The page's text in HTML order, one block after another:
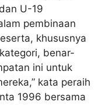
U-19
pembinaan
khususnya
benar-
ini untuk
kata peraih
1996 bersama